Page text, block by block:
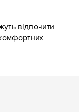
відпочити